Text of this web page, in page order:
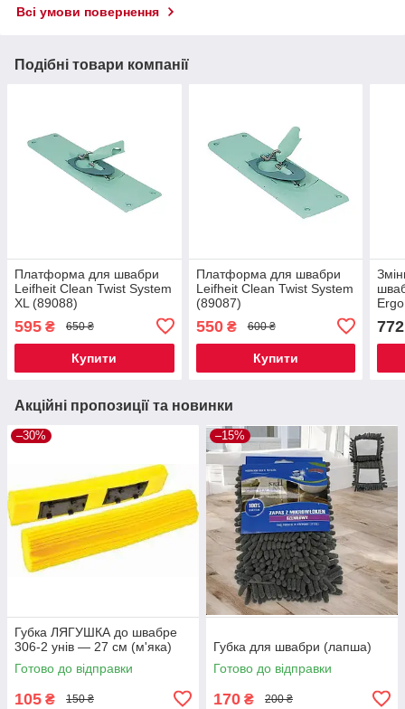
Всі умови повернення
Подібні товари компанії
Платформа для швабри
Leifheit Clean Twist System
XL (89088)
595 ₴ 650 ₴
Купити
Платформа для швабри
Leifheit Clean Twist System
(89087)
550₴ 600 ₴
Купити
772
Акційні пропозиції та новинки
–30%
Губка ЛЯГУШКА до швабре
306-2 унів — 27 см (м'яка)
Готово до відправки
105 ₴ 150 ₴
–15%
Губка для швабри (лапша)
Готово до відправки
170 ₴ 200 ₴